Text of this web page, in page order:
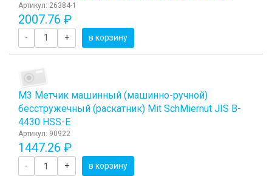
Артикул: 26384-1
2007.76 ₽
- + в корзину
М3 Метчик машинный (машинно-ручной)
бесстружечный (раскатник) Мit SchМiernut JIS B-
4430 HSS-E
Артикул: 90922
1447.26 ₽
- + в корзину